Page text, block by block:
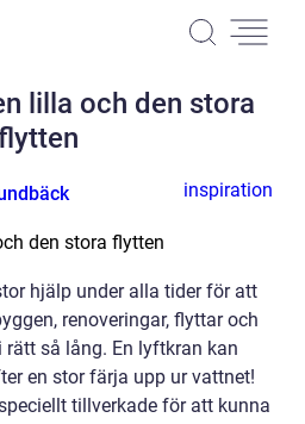
lilla och den stora
inspiration
hjälp under alla tider för att
renoveringar, flyttar och
så lång. En lyftkran kan
en stor färja upp ur vattnet!
tillverkade för att kunna